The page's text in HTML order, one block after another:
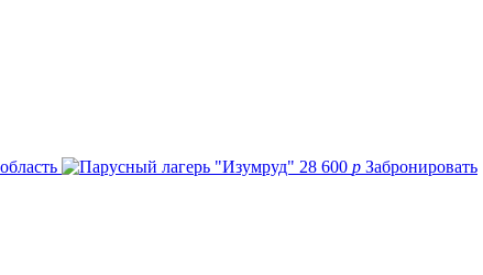
28 600 p Забронировать